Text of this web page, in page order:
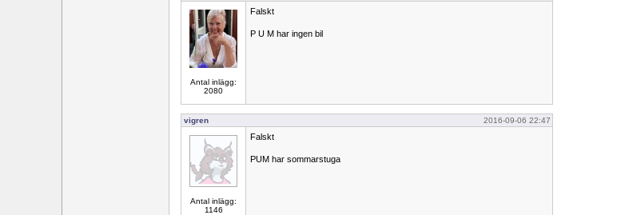
Antal inlägg:
2080
Falskt
P U M har ingen bil
vigren 2016-09-06 22:47
Antal inlägg:
1146
Falskt
PUM har sommarstuga